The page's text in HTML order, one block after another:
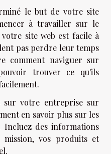
le but de votre site
à travailler sur le
site web est facile à
pas perdre leur temps
comment naviguer sur
trouver ce qu'ils
sur votre entreprise sur
en savoir plus sur les
Incluez des informations
vos produits et